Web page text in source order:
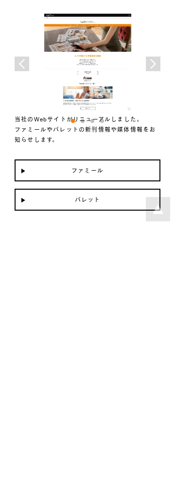
当社のWebサイトがリニューアルしました。
ファミールやパレットの新刊情報や媒体情報をお
知らせします。
ファミール
パレット